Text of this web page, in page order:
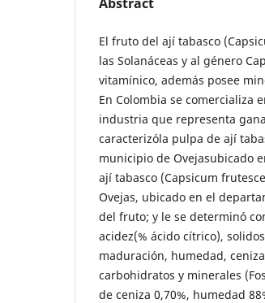
El fruto del ají tabasco
las Solanáceas y al género
vitamínico, además posee
En Colombia se comercializa
industria que representa
caracterizóla pulpa de ají
municipio de Ovejasubicado
ají tabasco (Capsicum
Ovejas, ubicado en el
del fruto; y le se determinó
acidez(% ácido cítrico),
maduración, humedad,
carbohidratos y minerales
de ceniza 0,70%, humedad